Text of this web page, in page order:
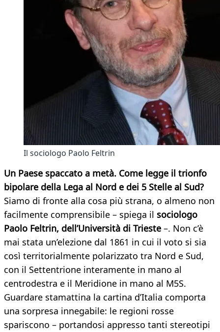
Il sociologo Paolo Feltrin
Un Paese spaccato a metà. Come legge il trionfo
bipolare della Lega al Nord e dei 5 Stelle al Sud?
Siamo di fronte alla cosa più strana, o almeno non
facilmente comprensibile – spiega il sociologo
Paolo Feltrin, dell’Università di Trieste –. Non c’è
mai stata un’elezione dal 1861 in cui il voto si sia
così territorialmente polarizzato tra Nord e Sud,
con il Settentrione interamente in mano al
centrodestra e il Meridione in mano al M5S.
Guardare stamattina la cartina d’Italia comporta
una sorpresa innegabile: le regioni rosse
spariscono – portandosi appresso tanti stereotipi